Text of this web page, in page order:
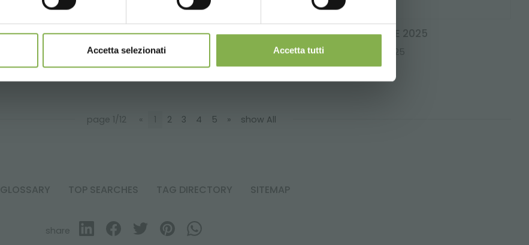
Accetta selezionati Accetta tutti
MYPLANT & GARDEN MIDDLE EAST - STAND
F09
SAUDI AGRICULTURE 2025
10/20/2025 - 10/23/2025
page 1/12 « 2 3 4 5 » show All
GLOSSARY TOP SEARCHES TAG DIRECTORY SITEMAP
share